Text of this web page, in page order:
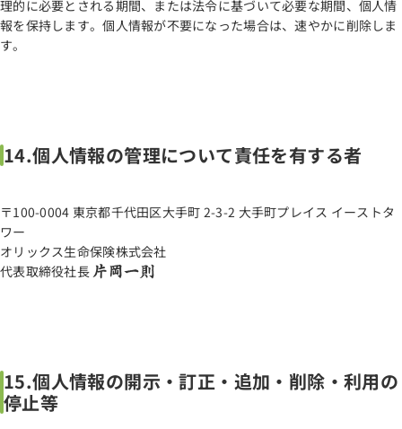
理的に必要とされる期間、または法令に基づいて必要な期間、個人情
報を保持します。個人情報が不要になった場合は、速やかに削除しま
す。
14.個人情報の管理について責任を有する者
〒100-0004 東京都千代田区大手町 2-3-2 大手町プレイス イーストタ
ワー
オリックス生命保険株式会社
代表取締役社長
15.個人情報の開示・訂正・追加・削除・利用の
停止等